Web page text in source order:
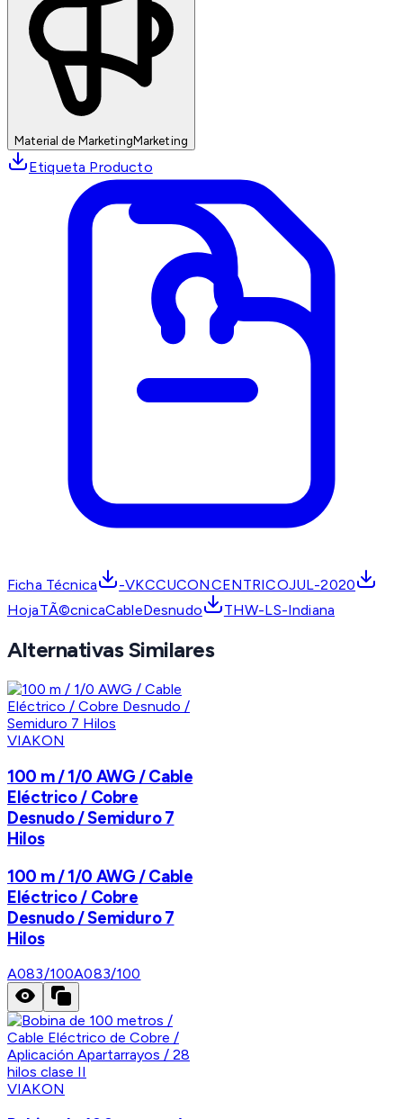
Material de MarketingMarketing
Etiqueta Producto
Ficha Técnica
-VKCCUCONCENTRICOJUL-2020
HojaTÃ©cnicaCableDesnudo
THW-LS-Indiana
Alternativas Similares
VIAKON
100 m / 1/0 AWG / Cable
Eléctrico / Cobre
Desnudo / Semiduro 7
Hilos
100 m / 1/0 AWG / Cable
Eléctrico / Cobre
Desnudo / Semiduro 7
Hilos
A083/100A083/100
VIAKON